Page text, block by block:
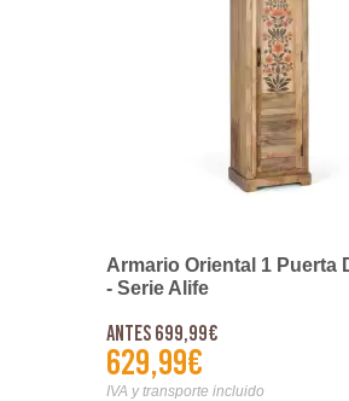
Armario Oriental 1 Puerta
- Serie Alife
Antes 699,99€
629,99€
IVA y transporte incluido